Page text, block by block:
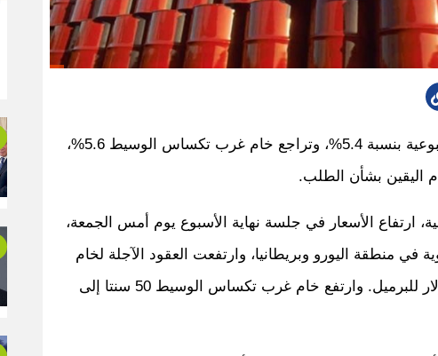
سجل خام برنت خسارة أسبوعية بنسبة 5.4%، وتراجع خام غرب تكساس الوسيط 5.6%،
اليقين بشأن الطلب.
ارتفاع الأسعار في جلسة نهاية الأسبوع يوم أمس الجمعة،
في منطقة اليورو وبريطانيا، وارتفعت العقود الآجلة لخام
برنت 56 سنتا إلى 81.66 دولار للبرميل. وارتفع خام غرب تكساس الوسيط 50 سنتا إلى